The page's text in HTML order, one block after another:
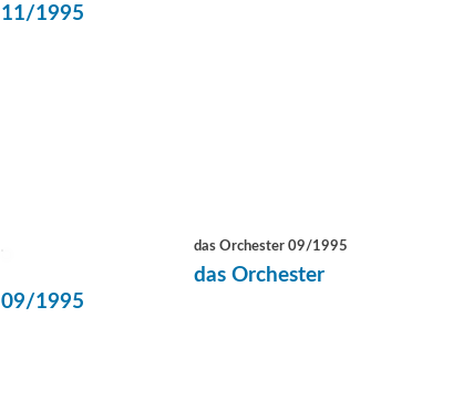
11/1995
das Orchester 09/1995
das Orchester
09/1995